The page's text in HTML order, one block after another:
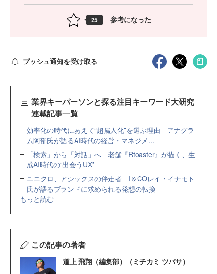
25 参考になった
プッシュ通知を受け取る
業界キーパーソンと探る注目キーワード大研究
連載記事一覧
効率化の時代にあえて“超属人化”を選ぶ理由 アナグラ
ム阿部氏が語るAI時代の経営・マネジメ...
「検索」から「対話」へ 老舗『Rtoaster』が描く、生
成AI時代の“出会うUX”
ユニクロ、アシックスの伴走者 I＆COレイ・イナモト
氏が語るブランドに求められる発想の転換
もっと読む
この記事の著者
道上 飛翔（編集部）（ミチカミ ツバサ）